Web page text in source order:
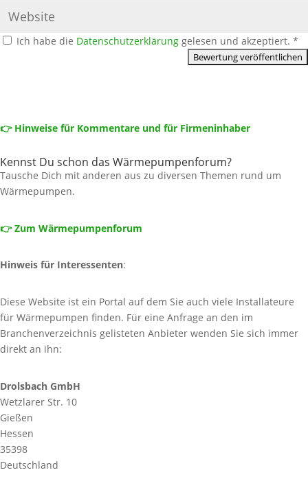
Ich habe die Datenschutzerklärung gelesen und akzeptiert. *
👉 Hinweise für Kommentare und für Firmeninhaber
Kennst Du schon das Wärmepumpenforum?
Tausche Dich mit anderen aus zu diversen Themen rund um
Wärmepumpen.
👉 Zum Wärmepumpenforum
Hinweis für Interessenten:
Diese Website ist ein Portal auf dem Sie auch viele Installateure
für Wärmepumpen finden. Für eine Anfrage an den im
Branchenverzeichnis gelisteten Anbieter wenden Sie sich immer
direkt an ihn:
Drolsbach GmbH
Wetzlarer Str. 10
Gießen
Hessen
35398
Deutschland